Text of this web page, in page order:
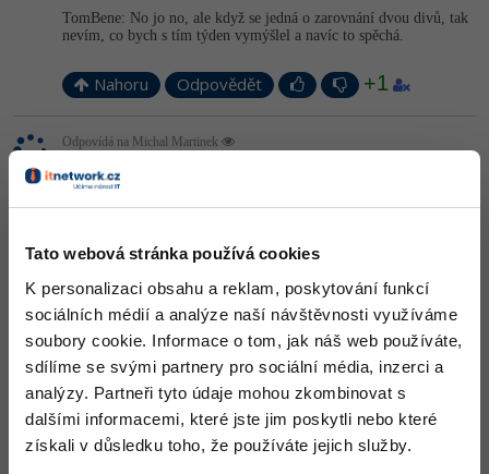
Tato webová stránka používá cookies
K personalizaci obsahu a reklam, poskytování funkcí
sociálních médií a analýze naší návštěvnosti využíváme
soubory cookie. Informace o tom, jak náš web používáte,
sdílíme se svými partnery pro sociální média, inzerci a
analýzy. Partneři tyto údaje mohou zkombinovat s
dalšími informacemi, které jste jim poskytli nebo které
získali v důsledku toho, že používáte jejich služby.
TomBene: No jo no, ale když se jedná o zarovnání dvou divů, tak
nevím, co bych s tím týden vymýšlel a navíc to spěchá.
Nahoru Odpovědět +1
Odpovídá na Michal Martinek
Pokdu to správně chápu, tak by stačilo nechat statickou pozici a v
HTML se to poskládá pod sebe, pokud tam nebude žádné odsazení.
Nahoru Odpovědět
Michal Martinek: 23.2.2014 14:41
Ono se to poskládá pod sebe, ale chtěl bych ten div až úplně dole.
Nahoru Odpovědět